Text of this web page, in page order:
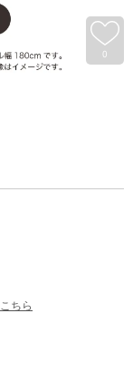
0
こちら